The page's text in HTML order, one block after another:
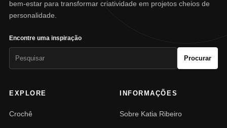
bem-estar para transformar criatividade em projetos cheios de
personalidade.
Encontre uma inspiração
Procurar
EXPLORE
Crochê
INFORMAÇÕES
Sobre Katia Ribeiro